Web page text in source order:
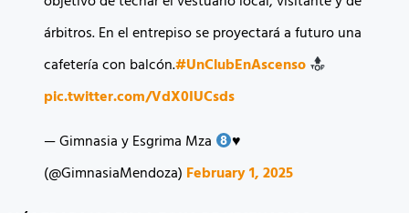
árbitros. En el entrepiso se proyectará a futuro una
cafetería con balcón.#UnClubEnAscenso
pic.twitter.com/VdX0IUCsds
— Gimnasia y Esgrima Mza
♥️
(@GimnasiaMendoza) February 1, 2025